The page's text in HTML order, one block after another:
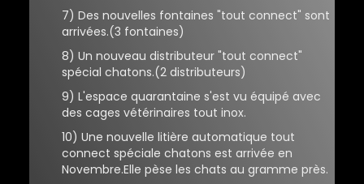
7) Des nouvelles fontaines "tout connect" sont
arrivées.(3 fontaines)
8) Un nouveau distributeur "tout connect"
spécial chatons.(2 distributeurs)
9) L'espace quarantaine s'est vu équipé avec
des cages vétérinaires tout inox.
10) Une nouvelle litière automatique tout
connect spéciale chatons est arrivée en
Novembre.Elle pèse les chats au gramme près.